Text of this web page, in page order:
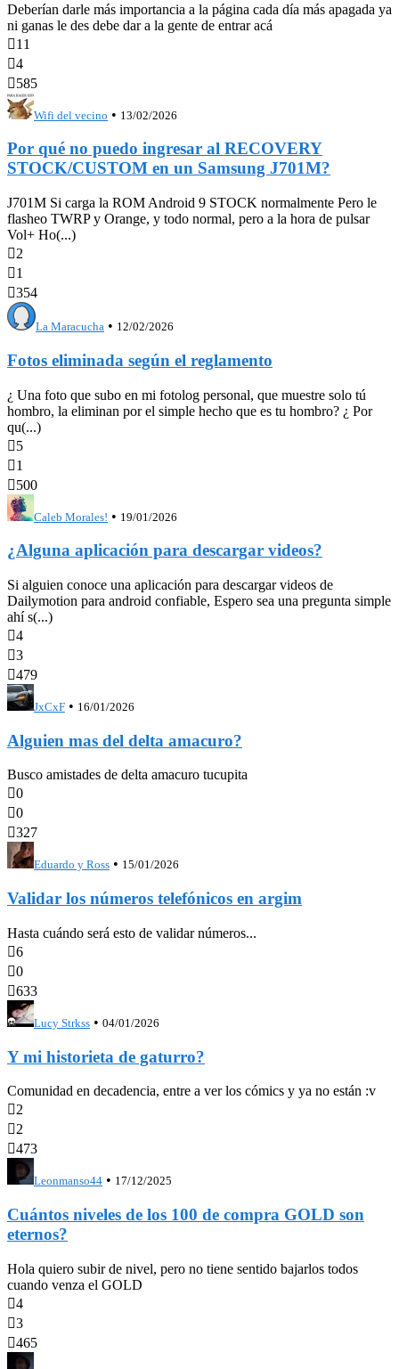
Deberían darle más importancia a la página cada día más apagada ya
ni ganas le des debe dar a la gente de entrar acá
11
4
585
Wifi del vecino • 13/02/2026
Por qué no puedo ingresar al RECOVERY
STOCK/CUSTOM en un Samsung J701M?
J701M Si carga la ROM Android 9 STOCK normalmente Pero le
flasheo TWRP y Orange, y todo normal, pero a la hora de pulsar
Vol+ Ho(...)
2
1
354
La Maracucha • 12/02/2026
Fotos eliminada según el reglamento
¿ Una foto que subo en mi fotolog personal, que muestre solo tú
hombro, la eliminan por el simple hecho que es tu hombro? ¿ Por
qu(...)
5
1
500
Caleb Morales! • 19/01/2026
¿Alguna aplicación para descargar videos?
Si alguien conoce una aplicación para descargar videos de
Dailymotion para android confiable, Espero sea una pregunta simple
ahí s(...)
4
3
479
JxCxF • 16/01/2026
Alguien mas del delta amacuro?
Busco amistades de delta amacuro tucupita
0
0
327
Eduardo y Ross • 15/01/2026
Validar los números telefónicos en argim
Hasta cuándo será esto de validar números...
6
0
633
Lucy Strkss • 04/01/2026
Y mi historieta de gaturro?
Comunidad en decadencia, entre a ver los cómics y ya no están :v
2
2
473
Leonmanso44 • 17/12/2025
Cuántos niveles de los 100 de compra GOLD son
eternos?
Hola quiero subir de nivel, pero no tiene sentido bajarlos todos
cuando venza el GOLD
4
3
465